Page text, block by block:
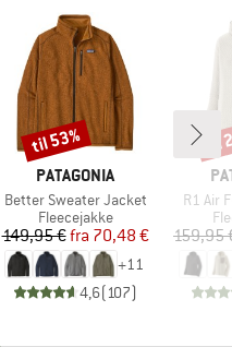
MÆRKE
PATAGONIA
Artikel
Better Sweater Jacket
Produktgruppe
Fleecejakke
Pris
149,95 € Nedsat pris
fra 70,48 €
+11
4,6(107)
Rabat
til 53%
Artikel
R1 Air
159,95